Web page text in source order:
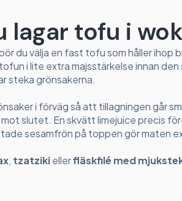
lagar tofu i wok
du välja en fast tofu som håller ihop
i lite extra majsstärkelse innan
steka grönsakerna.
i förväg så att tillagningen går
slutet. En skvätt limejuice precis
sesamfrön på toppen gör maten
, tzatzikiellerfläskfilé med